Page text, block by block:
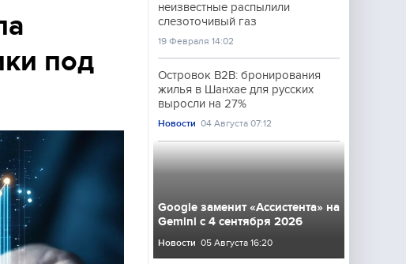
Происшествия
под
неизвестные распылили
слезоточивый газ
19 Февраля 14:02
Островок B2B: бронирования
жилья в Шанхае для русских
выросли на 27%
Новости 04 Августа 07:12
Google заменит «Ассистента» на
Gemini с 4 сентября 2026
Новости 05 Августа 16:20